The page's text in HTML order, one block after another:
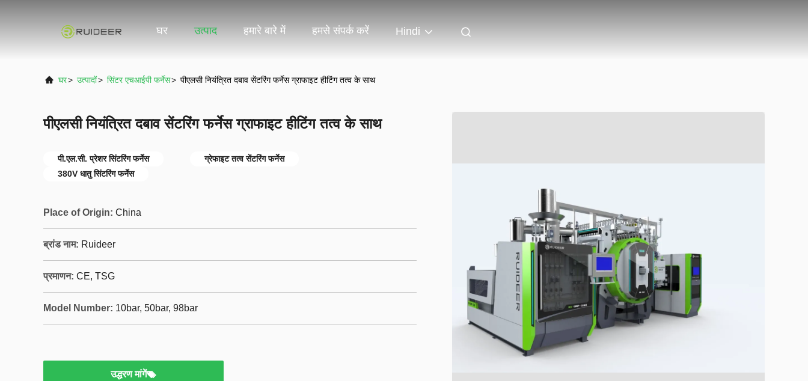
घर उत्पाद हमारे बारे में हमसे संपर्क करें Hindi
घर> उत्पादों> सिंटर एचआईपी फर्नेस> पीएलसी नियंत्रित दबाव सेंटरिंग फर्नेस ग्राफाइट हीटिंग तत्व के साथ
पीएलसी नियंत्रित दबाव सेंटरिंग फर्नेस ग्राफाइट हीटिंग तत्व के साथ
पी.एल.सी. प्रेशर सिंटरिंग फर्नेस
ग्रेफाइट तत्व सेंटरिंग फर्नेस
380V धातु सिंटरिंग फर्नेस
Place of Origin: China
ब्रांड नाम: Ruideer
प्रमाणन: CE, TSG
Model Number: 10bar, 50bar, 98bar
उद्धरण मांगें